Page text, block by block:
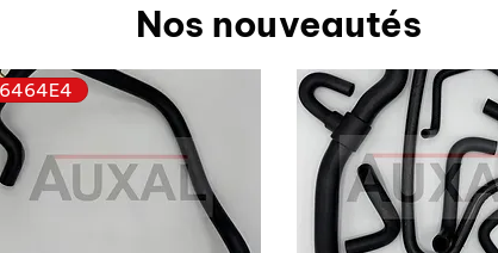
Nos nouveautés
6464E4